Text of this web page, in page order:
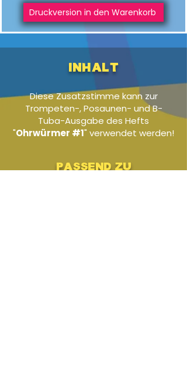
Druckversion in den Warenkorb
Inhalt
Diese Zusatzstimme kann zur
Trompeten-, Posaunen- und B-
Tuba-Ausgabe des Hefts
"Ohrwürmer #1" verwendet werden!
passend zu